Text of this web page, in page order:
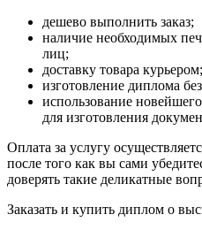
дешево выполнить заказ;
наличие необходимых
лиц;
доставку товара курьером;
изготовление диплома
использование
для изготовления
Оплата за услугу
после того как вы сами
доверять такие деликатные
Заказать и купить диплом о